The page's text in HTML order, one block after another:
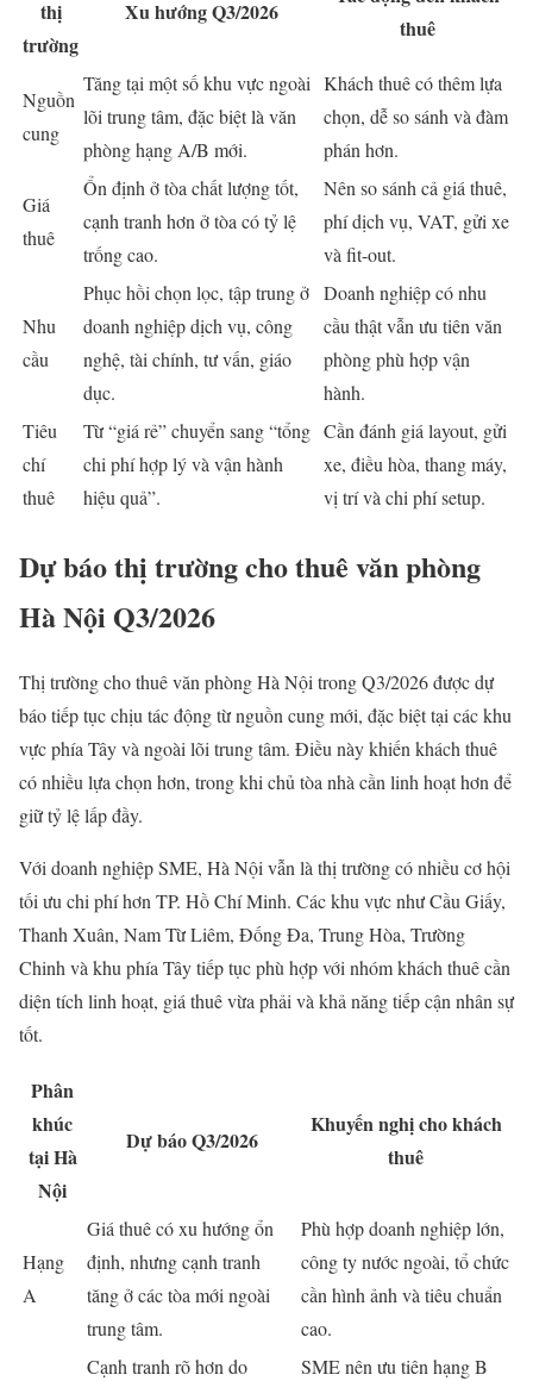
thị
trường
Xu hướng Q3/2026
thuê
Nguồn
cung
Tăng tại một số khu vực ngoài
lõi trung tâm, đặc biệt là văn
phòng hạng A/B mới.
Khách thuê có thêm lựa
chọn, dễ so sánh và đàm
phán hơn.
Giá
thuê
Ổn định ở tòa chất lượng tốt,
cạnh tranh hơn ở tòa có tỷ lệ
trống cao.
Nên so sánh cả giá thuê,
phí dịch vụ, VAT, gửi xe
và fit-out.
Nhu
cầu
Phục hồi chọn lọc, tập trung ở
doanh nghiệp dịch vụ, công
nghệ, tài chính, tư vấn, giáo
dục.
Doanh nghiệp có nhu
cầu thật vẫn ưu tiên văn
phòng phù hợp vận
hành.
Tiêu
chí
thuê
Từ “giá rẻ” chuyển sang “tổng
chi phí hợp lý và vận hành
hiệu quả”.
Cần đánh giá layout, gửi
xe, điều hòa, thang máy,
vị trí và chi phí setup.
Dự báo thị trường cho thuê văn phòng
Hà Nội Q3/2026
Thị trường cho thuê văn phòng Hà Nội trong Q3/2026 được dự
báo tiếp tục chịu tác động từ nguồn cung mới, đặc biệt tại các khu
vực phía Tây và ngoài lõi trung tâm. Điều này khiến khách thuê
có nhiều lựa chọn hơn, trong khi chủ tòa nhà cần linh hoạt hơn để
giữ tỷ lệ lấp đầy.
Với doanh nghiệp SME, Hà Nội vẫn là thị trường có nhiều cơ hội
tối ưu chi phí hơn TP. Hồ Chí Minh. Các khu vực như Cầu Giấy,
Thanh Xuân, Nam Từ Liêm, Đống Đa, Trung Hòa, Trường
Chinh và khu phía Tây tiếp tục phù hợp với nhóm khách thuê cần
diện tích linh hoạt, giá thuê vừa phải và khả năng tiếp cận nhân sự
tốt.
Phân
khúc
tại Hà
Nội
Dự báo Q3/2026
Khuyến nghị cho khách
thuê
Hạng
A
Giá thuê có xu hướng ổn
định, nhưng cạnh tranh
tăng ở các tòa mới ngoài
trung tâm.
Phù hợp doanh nghiệp lớn,
công ty nước ngoài, tổ chức
cần hình ảnh và tiêu chuẩn
cao.
Cạnh tranh rõ hơn do
SME nên ưu tiên hạng B